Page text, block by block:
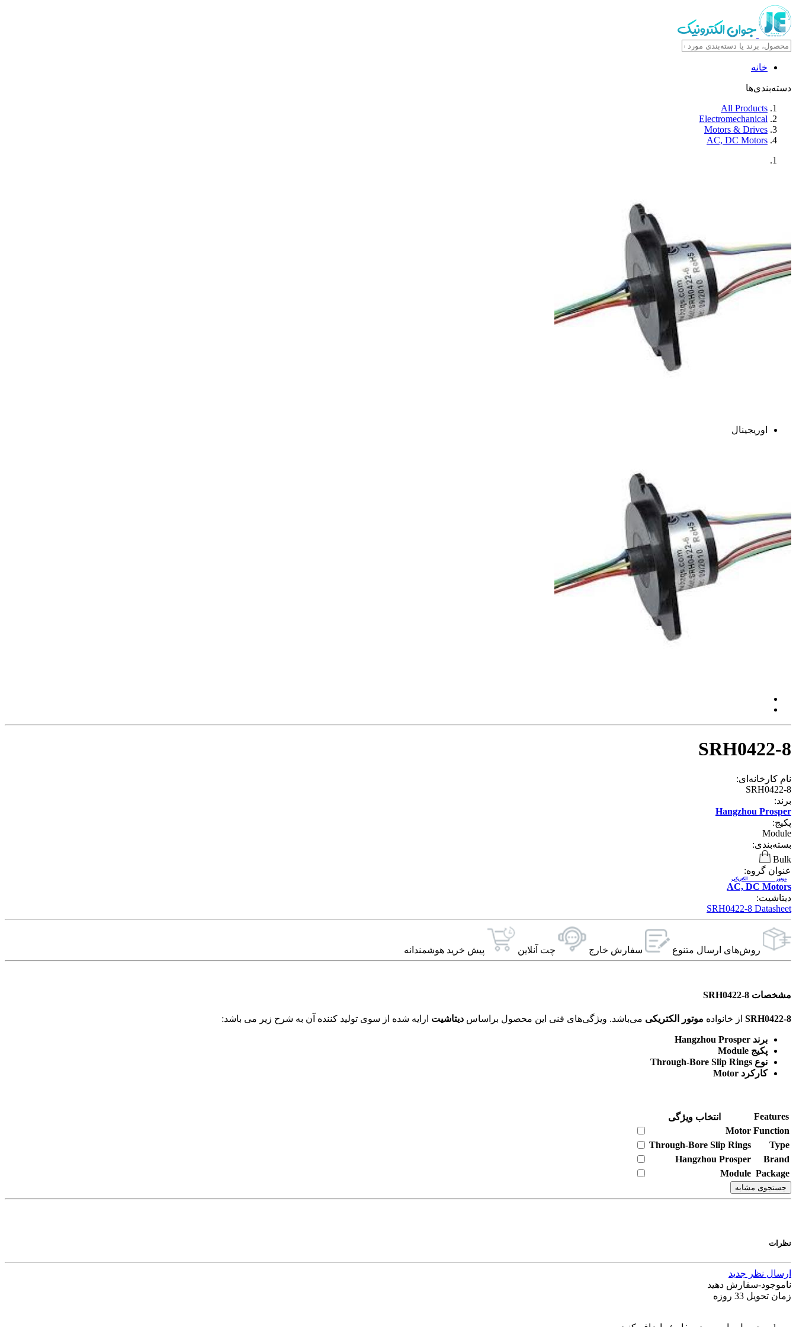
خانه
دسته‌بندی‌ها
All Products
Electromechanical
Motors & Drives
AC, DC Motors
اوریجینال
SRH0422-8
نام کارخانه‌ای:
SRH0422-8
برند:
Hangzhou Prosper
پکیج:
Module
بسته‌بندی:
Bulk
عنوان گروه:
AC, DC Motors
موتور الکتریکی
دیتاشیت:
SRH0422-8 Datasheet
روش‌های ارسال‌ متنوع سفارش خارج چت آنلاین پیش خرید هوشمندانه
مشخصات SRH0422-8
SRH0422-8 از خانواده موتور الکتریکی دیتاشیت ارایه شده از سوی تولید کننده آن به شرح زیر می باشد:
برند Hangzhou Prosper
پکیج Module
نوع Through-Bore Slip Rings
کارکرد Motor
Features
انتخاب ویژگی
Function
Motor
Type
Through-Bore Slip Rings
Brand
Hangzhou Prosper
Package
Module
جستجوی مشابه
نظرات
ارسال نظر جدید
ناموجود-سفارش دهید
زمان تحویل 33 روزه